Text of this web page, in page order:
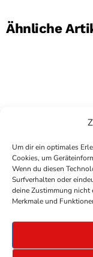
Um dir ein optimales
Cookies, um
Wenn du diesen
Surfverhalten oder
deine Zustimmung nicht
Merkmale und
Ähnliche
COPYRIGHT